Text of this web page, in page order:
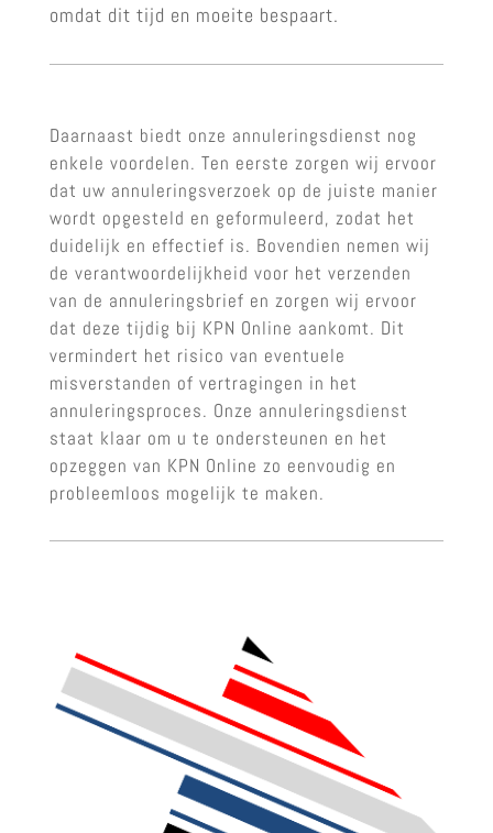
omdat dit tijd en moeite bespaart.
Daarnaast biedt onze annuleringsdienst nog
enkele voordelen. Ten eerste zorgen wij ervoor
dat uw annuleringsverzoek op de juiste manier
wordt opgesteld en geformuleerd, zodat het
duidelijk en effectief is. Bovendien nemen wij
de verantwoordelijkheid voor het verzenden
van de annuleringsbrief en zorgen wij ervoor
dat deze tijdig bij KPN Online aankomt. Dit
vermindert het risico van eventuele
misverstanden of vertragingen in het
annuleringsproces. Onze annuleringsdienst
staat klaar om u te ondersteunen en het
opzeggen van KPN Online zo eenvoudig en
probleemloos mogelijk te maken.